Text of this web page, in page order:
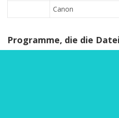
Canon
Programme, die die